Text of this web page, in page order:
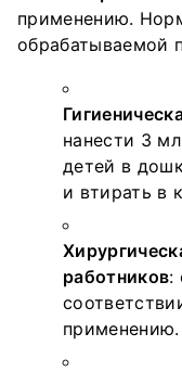
применению.
обрабатываемой
нанести 3
детей в
и втирать в
работников:
применению.